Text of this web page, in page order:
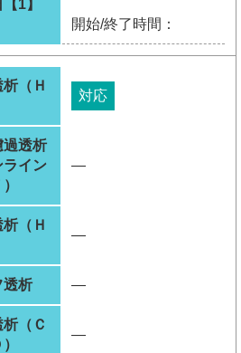
1】
開始/終了時間：
（Ｈ
対応
過透析
ライン
―
（Ｈ
―
透析 ―
（Ｃ
―